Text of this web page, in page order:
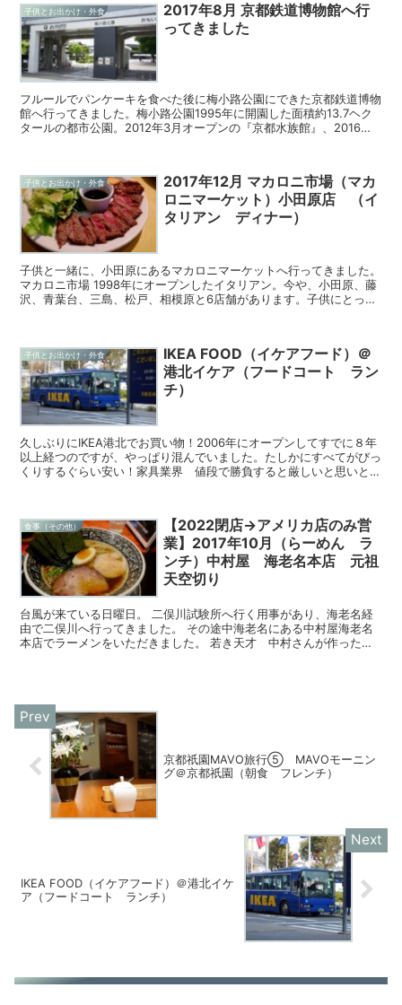
子供とお出かけ・外食
2017年8月 京都鉄道博物館へ行
ってきました
フルールでパンケーキを食べた後に梅小路公園にできた京都鉄道博物
館へ行ってきました。梅小路公園1995年に開園した面積約13.7ヘク
タールの都市公園。2012年3月オープンの『京都水族館』、2016年4
子供とお出かけ・外食
2017年12月 マカロニ市場（マカ
ロニマーケット）小田原店 （イ
タリアン ディナー）
子供と一緒に、小田原にあるマカロニマーケットへ行ってきました。
マカロニ市場 1998年にオープンしたイタリアン。今や、小田原、藤
沢、青葉台、三島、松戸、相模原と6店舗があります。子供にとって
子供とお出かけ・外食
IKEA FOOD（イケアフード）＠
港北イケア（フードコート ラン
チ）
久しぶりにIKEA港北でお買い物！2006年にオープンしてすでに８年
以上経つのですが、やっぱり混んでいました。たしかにすべてがびっ
くりするぐらい安い！家具業界 値段で勝負すると厳しいと思いと思
食事（その他）
【2022閉店→アメリカ店のみ営
業】2017年10月（らーめん ラ
ンチ）中村屋 海老名本店 元祖
天空切り
台風が来ている日曜日。 二俣川試験所へ行く用事があり、海老名経
由で二俣川へ行ってきました。 その途中海老名にある中村屋海老名
本店でラーメンをいただきました。 若き天才 中村さんが作ったラ
京都祇園MAVO旅行⑤ MAVOモーニン
グ＠京都祇園（朝食 フレンチ）
IKEA FOOD（イケアフード）＠港北イケ
ア（フードコート ランチ）